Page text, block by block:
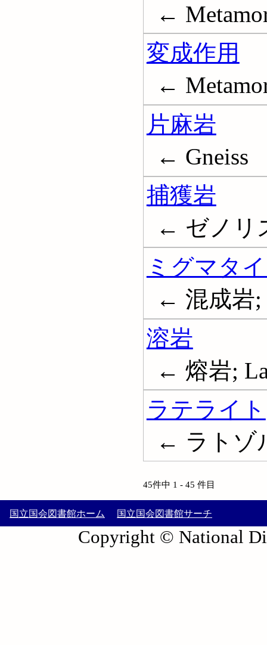
←
変成作用
←
片麻岩
← Gneiss
捕獲岩
← ゼノリ
ミグマタ
← 混成岩;
溶岩
← 熔岩;
ラテライト
← ラトゾ
45件中 1 - 45 件目
国立国会図書館ホーム 国立国会図書館サーチ
Copyright © National